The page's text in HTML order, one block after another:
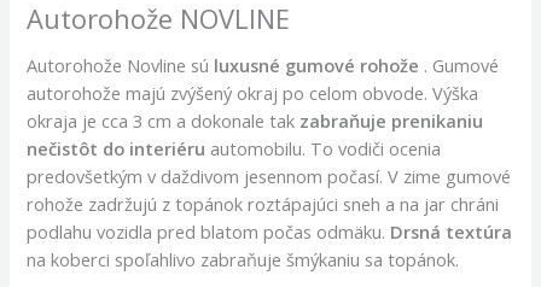
Autorohože NOVLINE
Autorohože Novline sú luxusné gumové rohože . Gumové
autorohože majú zvýšený okraj po celom obvode. Výška
okraja je cca 3 cm a dokonale tak zabraňuje prenikaniu
nečistôt do interiéru automobilu. To vodiči ocenia
predovšetkým v daždivom jesennom počasí. V zime gumové
rohože zadržujú z topánok roztápajúci sneh a na jar chráni
podlahu vozidla pred blatom počas odmäku. Drsná textúra
na koberci spoľahlivo zabraňuje šmýkaniu sa topánok.